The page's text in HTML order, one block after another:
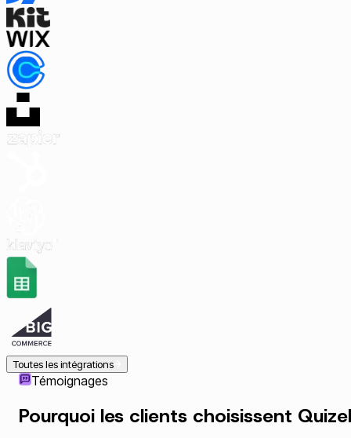
Toutes les intégrations
Témoignages
Pourquoi les clients choisissent